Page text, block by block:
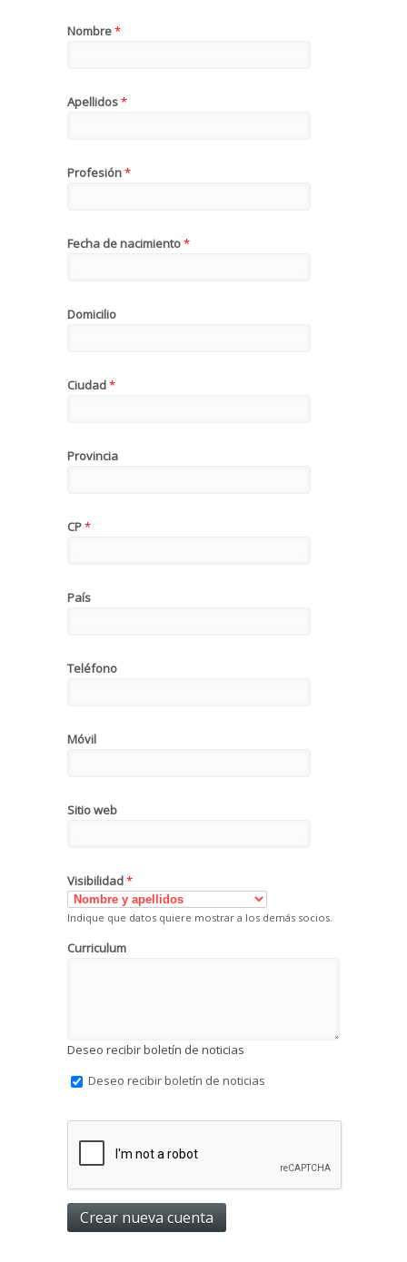
Nombre*
Apellidos*
Profesión*
Fecha de nacimiento*
Domicilio
Ciudad*
Provincia
CP*
País
Teléfono
Móvil
Sitio web
Visibilidad*
Indique que datos quiere mostrar a los demás socios.
Curriculum
Deseo recibir boletín de noticias
Deseo recibir boletín de noticias